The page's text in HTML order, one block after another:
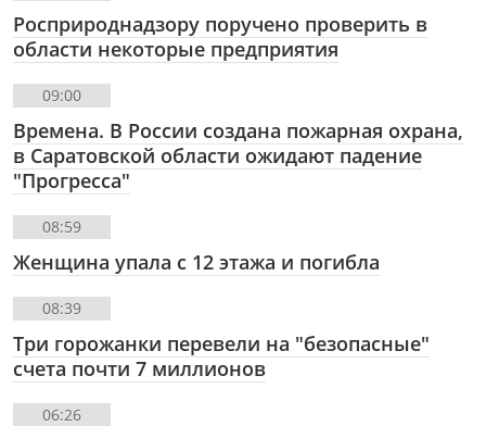
Росприроднадзору поручено проверить в
области некоторые предприятия
09:00
Времена. В России создана пожарная охрана,
в Саратовской области ожидают падение
"Прогресса"
08:59
Женщина упала с 12 этажа и погибла
08:39
Три горожанки перевели на "безопасные"
счета почти 7 миллионов
06:26